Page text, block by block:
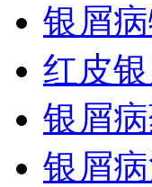
银屑
红皮
银屑
银屑